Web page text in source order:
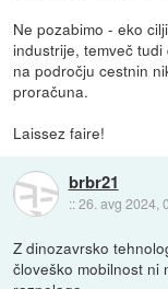
Ne pozabimo - eko
industrije, temveč
na področju cestnin
proračuna.
Laissez faire!
brbr21
::26. avg 2024,
Z dinozavrsko
človeško mobilnost ni